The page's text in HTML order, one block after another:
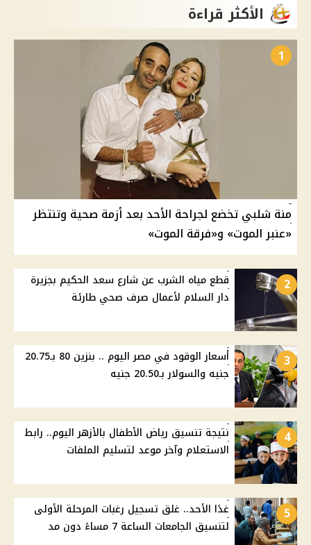
الأكثر قراءة
1
منة شلبي تخضع لجراحة الأحد بعد أزمة صحية وتنتظر
«عنبر الموت» و«فرقة الموت»
2
قطع مياه الشرب عن شارع سعد الحكيم بجزيرة
دار السلام لأعمال صرف صحي طارئة
3
أسعار الوقود في مصر اليوم .. بنزين 80 بـ20.75
جنيه والسولار بـ20.50 جنيه
4
نتيجة تنسيق رياض الأطفال بالأزهر اليوم.. رابط
الاستعلام وآخر موعد لتسليم الملفات
5
غدًا الأحد.. غلق تسجيل رغبات المرحلة الأولى
لتنسيق الجامعات الساعة 7 مساءً دون مد